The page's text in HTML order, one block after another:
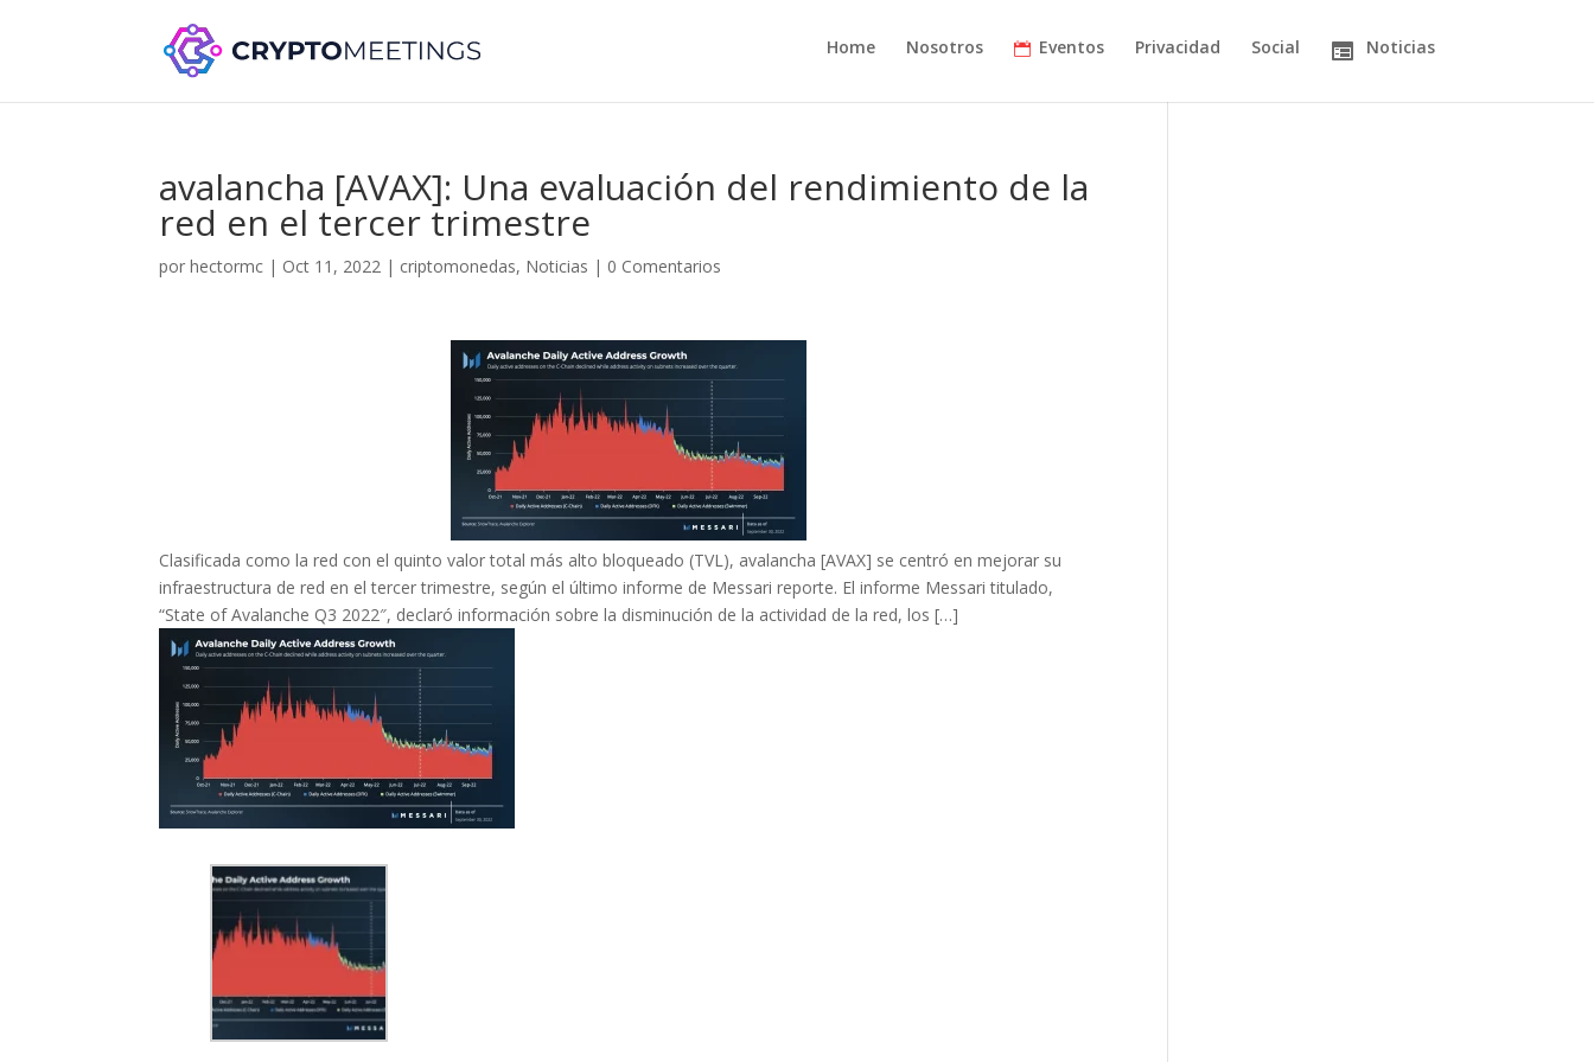
Home Nosotros Eventos Privacidad Social Noticias
avalancha [AVAX]: Una evaluación del rendimiento de la
red en el tercer trimestre
porhectormc | Oct 11, 2022 | criptomonedas, Noticias | 0 Comentarios
Clasificada como la red con el quinto valor total más alto bloqueado (TVL), avalancha [AVAX] se centró en mejorar su
infraestructura de red en el tercer trimestre, según el último informe de Messari reporte. El informe Messari titulado,
“State of Avalanche Q3 2022″, declaró información sobre la disminución de la actividad de la red, los […]